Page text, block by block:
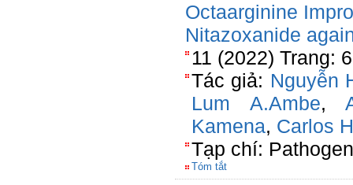
Octaarginine
Nitazoxanide
11 (2022) Trang:
Tác giả: Nguyễn
Lum A.Ambe,
Kamena, Carlos
Tạp chí:
Tóm tắt